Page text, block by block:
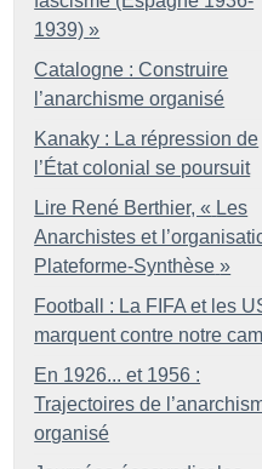
1939) »
Catalogne : Construire
l’anarchisme organisé
Kanaky : La répression de
l’État colonial se poursuit
Lire René Berthier, « Les
Anarchistes et
Plateforme-Synthèse »
Football : La FIFA et les
marquent contre notre
En 1926... et 1956 :
Trajectoires de
organisé